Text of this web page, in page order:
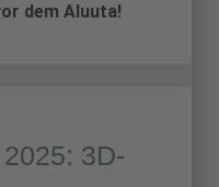
dem Aluuta!
3D-